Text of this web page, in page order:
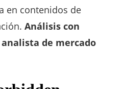
en contenidos de
Análisis con
de mercado